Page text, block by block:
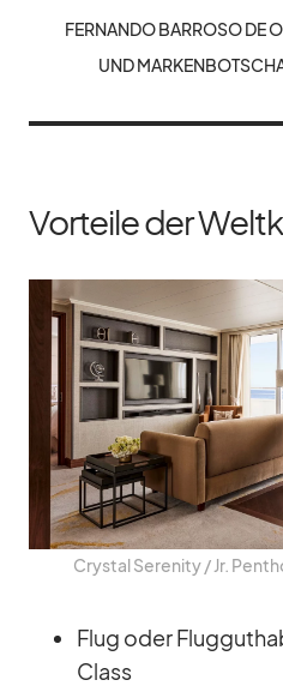
FER­NANDO BAR­ROSO DE
UND
Vorteile der
Crys­tal Se­re­nity /​ Jr.
Flug oder
Class